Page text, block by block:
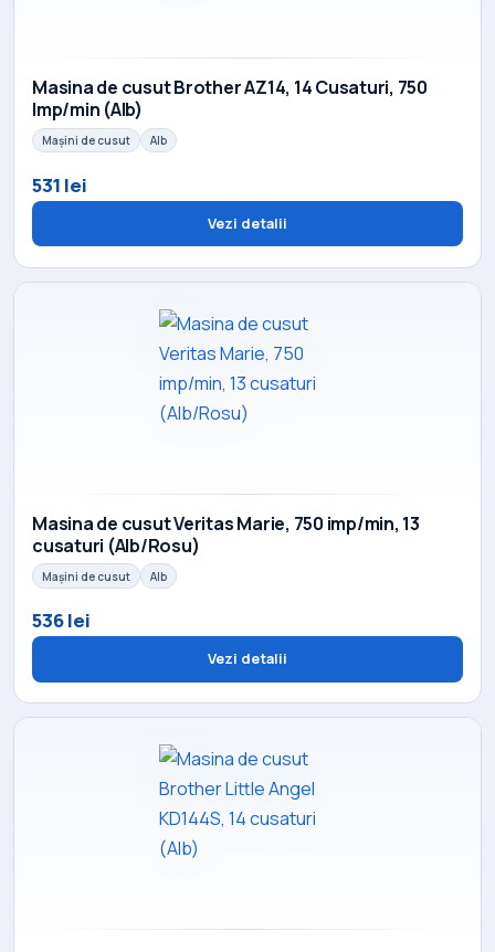
Masina de cusut Brother AZ14, 14 Cusaturi, 750
Imp/min (Alb)
Mașini de cusut Alb
531 lei
Vezi detalii
Masina de cusut Veritas Marie, 750 imp/min, 13
cusaturi (Alb/Rosu)
Mașini de cusut Alb
536 lei
Vezi detalii